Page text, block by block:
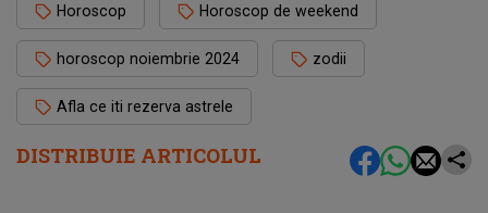
DISTRIBUIE ARTICOLUL
Horoscop Horoscop de weekend
horoscop noiembrie 2024 zodii
Afla ce iti rezerva astrele